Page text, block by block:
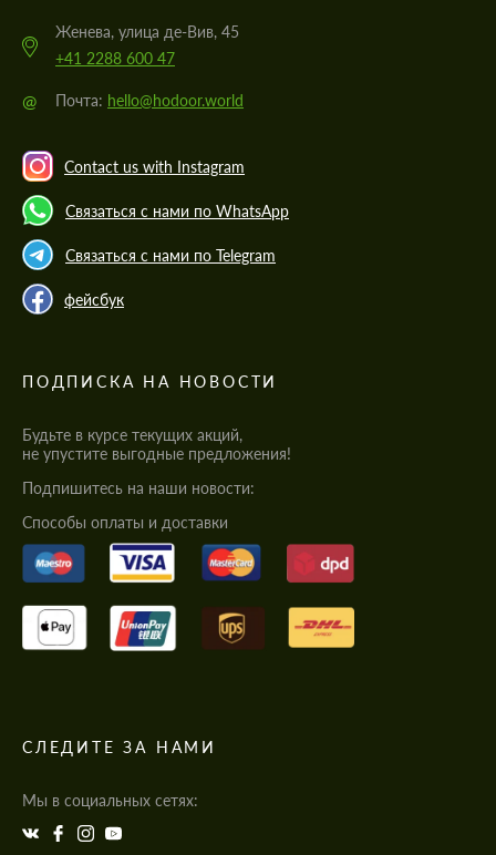
Женева, улица де-Вив, 45
+41 2288 600 47
@ Почта: hello@hodoor.world
Contact us with Instagram
Связаться с нами по WhatsApp
Связаться с нами по Telegram
фейсбук
ПОДПИСКА НА НОВОСТИ
Будьте в курсе текущих акций,
не упустите выгодные предложения!
Подпишитесь на наши новости:
Cпособы оплаты и доставки
СЛЕДИТЕ ЗА НАМИ
Мы в социальных сетях: